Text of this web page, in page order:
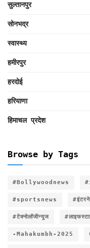
सुल्तानपुर
सोनभद्र
स्वास्थ्य
हमीरपुर
हरदोई
हरियाणा
हिमाचल प्रदेश
Browse by Tags
#Bollywoodnews
#sportsnews
#टेक्नोलॉजीन्यूज
-Mahakumbh-2025